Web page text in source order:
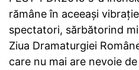
rămâne în aceeași
spectatori, sărbătorind
Ziua Dramaturgiei
care nu mai are nevoie